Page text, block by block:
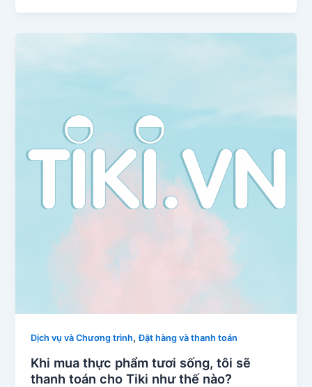
Dịch vụ và Chương trình,Đặt hàng và thanh toán
Khi mua thực phẩm tươi sống, tôi sẽ
thanh toán cho Tiki như thế nào?